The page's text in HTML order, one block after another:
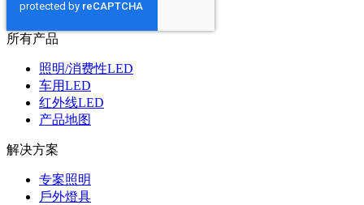
所有产品
照明/消费性LED
车用LED
红外线LED
产品地图
解决方案
专案照明
戶外燈具